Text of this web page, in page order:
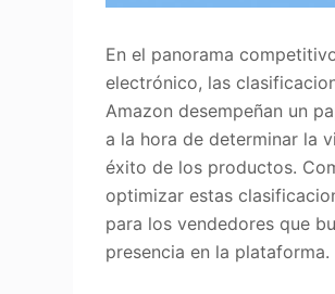
En el panorama
electrónico, las
Amazon desempeñan un
a la hora de determinar la
éxito de los productos.
optimizar estas
para los vendedores que
presencia en la